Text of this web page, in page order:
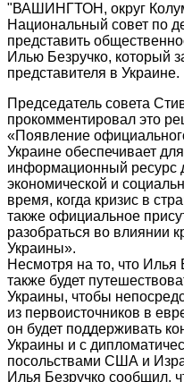
"ВАШИНГТОН, округ
Национальный совет по
представить
Илью Безручко, который
представителя в Украине.
Председатель совета
прокомментировал это
«Появление
Украине обеспечивает
информационный ресурс
экономической и
время, когда кризис в
также официальное
разобраться во влиянии
Украины».
Несмотря на то, что Илья
также будет
Украины, чтобы
из первоисточников в
он будет поддерживать
Украины и с
посольствами США и
Илья Безручко сообщил,